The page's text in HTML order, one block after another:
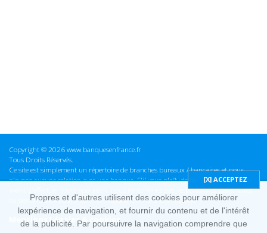
Copyright © 2026 www.banquesenfrance.fr
Tous Droits Réservés.
Ce site est simplement un répertoire de branches bureaux / bancaires et nous
n'avons aucune relation avec une banque. S'il vous plaît vérifier ces informations
avant d'effectuer toute opération, nous ne sommes pas responsables des erreurs
ou des omissions dans les informations que nous fournissons.
Mentions Légales & cookies
Propres et d'autres utilisent des cookies pour améliorer
lexpérience de navigation, et fournir du contenu et de l'intérêt
de la publicité. Par poursuivre la navigation comprendre que